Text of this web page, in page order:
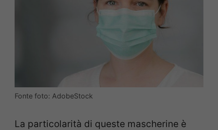
Fonte foto: AdobeStock
La particolarità di queste mascherine è